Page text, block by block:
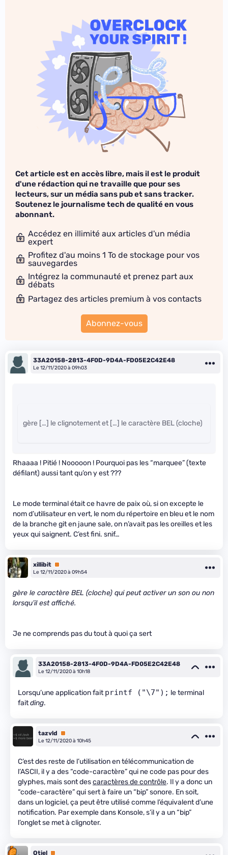
Cet article est en accès libre, mais il est le produit
d'une rédaction qui ne travaille que pour ses
lecteurs, sur un média sans pub et sans tracker.
Soutenez le journalisme tech de qualité en vous
abonnant.
Accédez en illimité aux articles d'un média
expert
Profitez d'au moins 1 To de stockage pour vos
sauvegardes
Intégrez la communauté et prenez part aux
débats
Partagez des articles premium à vos contacts
Abonnez-vous
33A20158-2813-4F0D-9D4A-FD05E2C42E48
Le 12/11/2020 à 09h03
gère […] le clignotement et […] le caractère BEL (cloche)
Rhaaaa ! Pitié ! Nooooon ! Pourquoi pas les “marquee” (texte
défilant) aussi tant qu’on y est ???
Le mode terminal était ce havre de paix où, si on excepte le
nom d’utilisateur en vert, le nom du répertoire en bleu et le nom
de la branche git en jaune sale, on n’avait pas les oreilles et les
yeux qui saignent. C’est fini. snif…
xillibit Premium
Le 12/11/2020 à 09h54
gère le caractère BEL (cloche) qui peut activer un son ou non
lorsqu’il est affiché.
Je ne comprends pas du tout à quoi ça sert
33A20158-2813-4F0D-9D4A-FD05E2C42E48
Le 12/11/2020 à 10h18
Lorsqu’une application faitprintf ("\7"); le terminal
faitding.
tazvld
Premium
Le 12/11/2020 à 10h45
C’est des reste de l’utilisation en télécommunication de
l’ASCII, il y a des “code-caractère” qui ne code pas pour des
glyphes, mais sont descaractères de contrôle. Il y a donc un
“code-caractère” qui sert à faire un “bip” sonore. En soit,
dans un logiciel, ça peut être utilisé comme l’équivalent d’une
notification. Par exemple dans Konsole, s’il y a un “bip”
l’onglet se met à clignoter.
Otiel Premium